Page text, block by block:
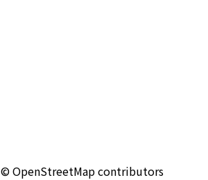
© OpenStreetMap contributors